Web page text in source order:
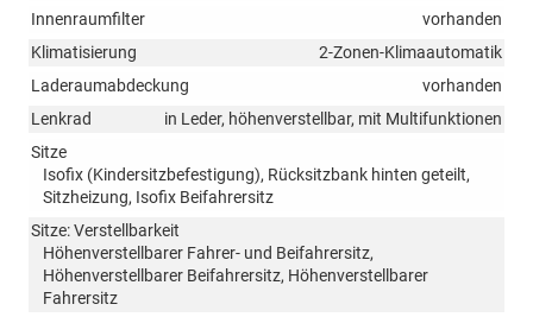
Innenraumfilter
vorhanden
Klimatisierung
2-Zonen-Klimaautomatik
Laderaumabdeckung
vorhanden
Lenkrad
in Leder, höhenverstellbar, mit Multifunktionen
Sitze
Isofix (Kindersitzbefestigung), Rücksitzbank hinten geteilt,
Sitzheizung, Isofix Beifahrersitz
Sitze: Verstellbarkeit
Höhenverstellbarer Fahrer- und Beifahrersitz,
Höhenverstellbarer Beifahrersitz, Höhenverstellbarer
Fahrersitz